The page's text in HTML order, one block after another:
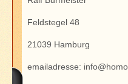
Feldstegel 48
21039 Hamburg
emailadresse: